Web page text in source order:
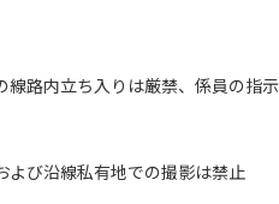
路内立ち入りは厳禁、係員の指示
び沿線私有地での撮影は禁止